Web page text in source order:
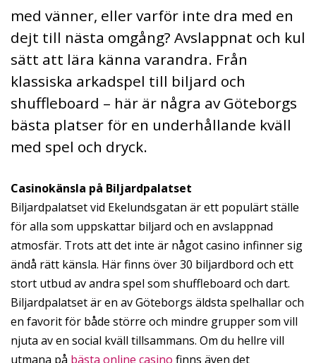
med vänner, eller varför inte dra med en
dejt till nästa omgång? Avslappnat och kul
sätt att lära känna varandra. Från
klassiska arkadspel till biljard och
shuffleboard – här är några av Göteborgs
bästa platser för en underhållande kväll
med spel och dryck.
Casinokänsla på Biljardpalatset
Biljardpalatset vid Ekelundsgatan är ett populärt ställe
för alla som uppskattar biljard och en avslappnad
atmosfär. Trots att det inte är något casino infinner sig
ändå rätt känsla. Här finns över 30 biljardbord och ett
stort utbud av andra spel som shuffleboard och dart.
Biljardpalatset är en av Göteborgs äldsta spelhallar och
en favorit för både större och mindre grupper som vill
njuta av en social kväll tillsammans. Om du hellre vill
utmana på bästa online casino finns även det